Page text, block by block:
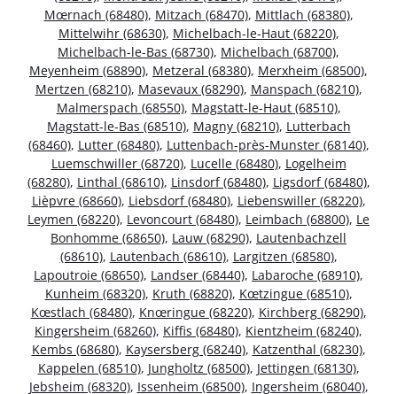
Mœrnach (68480), Mitzach (68470), Mittlach (68380),
Mittelwihr (68630), Michelbach-le-Haut (68220),
Michelbach-le-Bas (68730), Michelbach (68700),
Meyenheim (68890), Metzeral (68380), Merxheim (68500),
Mertzen (68210), Masevaux (68290), Manspach (68210),
Malmerspach (68550), Magstatt-le-Haut (68510),
Magstatt-le-Bas (68510), Magny (68210), Lutterbach
(68460), Lutter (68480), Luttenbach-près-Munster (68140),
Luemschwiller (68720), Lucelle (68480), Logelheim
(68280), Linthal (68610), Linsdorf (68480), Ligsdorf (68480),
Lièpvre (68660), Liebsdorf (68480), Liebenswiller (68220),
Leymen (68220), Levoncourt (68480), Leimbach (68800), Le
Bonhomme (68650), Lauw (68290), Lautenbachzell
(68610), Lautenbach (68610), Largitzen (68580),
Lapoutroie (68650), Landser (68440), Labaroche (68910),
Kunheim (68320), Kruth (68820), Kœtzingue (68510),
Kœstlach (68480), Knœringue (68220), Kirchberg (68290),
Kingersheim (68260), Kiffis (68480), Kientzheim (68240),
Kembs (68680), Kaysersberg (68240), Katzenthal (68230),
Kappelen (68510), Jungholtz (68500), Jettingen (68130),
Jebsheim (68320), Issenheim (68500), Ingersheim (68040),